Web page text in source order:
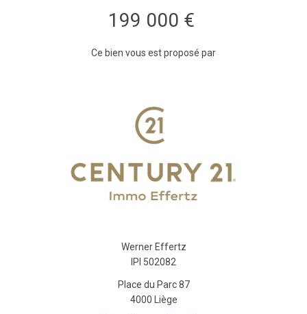
199 000 €
Ce bien vous est proposé par
Werner Effertz
IPI 502082
Place du Parc 87
4000 Liège